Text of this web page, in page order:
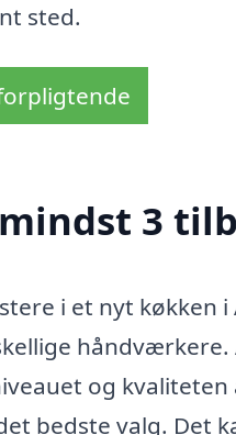
sted.
3
i et nyt køkken
og
bedste valg. Det